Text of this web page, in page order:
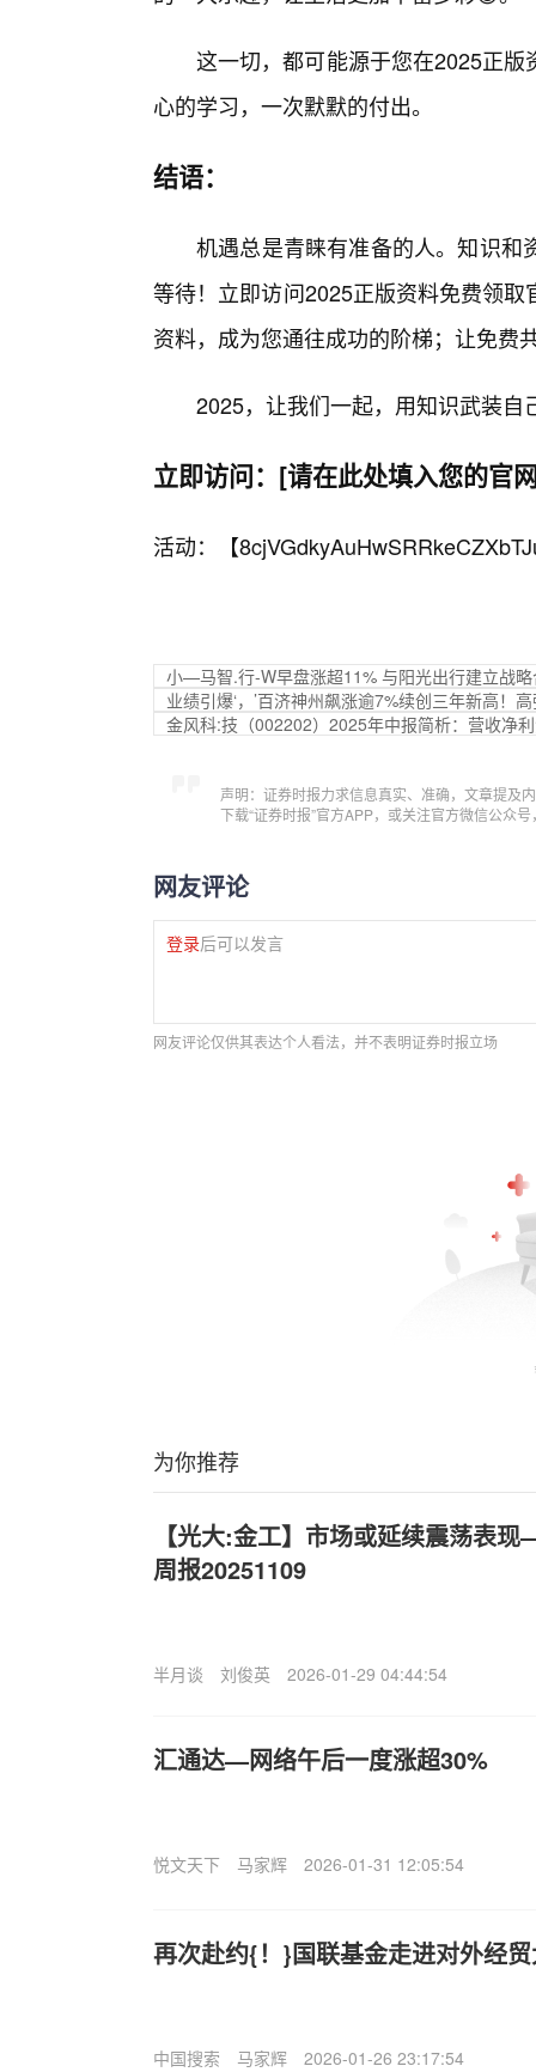
这一切，都可能源于您在2025正
心的学习，一次默默的付出。
结语：
机遇总是青睐有准备的人。知识和
等待！立即访问2025正版资料免费领
资料，成为您通往成功的阶梯；让免费
2025，让我们一起，用知识武装自
立即访问：[请在此处填入您的官
活动：【
小—马智.行-W早盘涨超11% 与阳光出行建立战
业绩引爆‘，’百济神州飙涨逾7%续创三年新高！
金风科:技（002202）2025年中报简析：营收净
声明：证券时报力求信息真实、准确，文章提及
下载“证券时报”官方APP，或关注官方微信公众
网友评论
登录后可以发言
网友评论仅供其表达个人看法，并不表明证券时报立场
为你推荐
【光大:金工】市场或延续震荡表
周报20251109
半月谈 刘俊英 2026-01-29 04:44:54
汇通达—网络午后一度涨超30%
悦文天下 马家辉 2026-01-31 12:05:54
再次赴约{！}国联基金走进对外经
中国搜索 马家辉 2026-01-26 23:17:54